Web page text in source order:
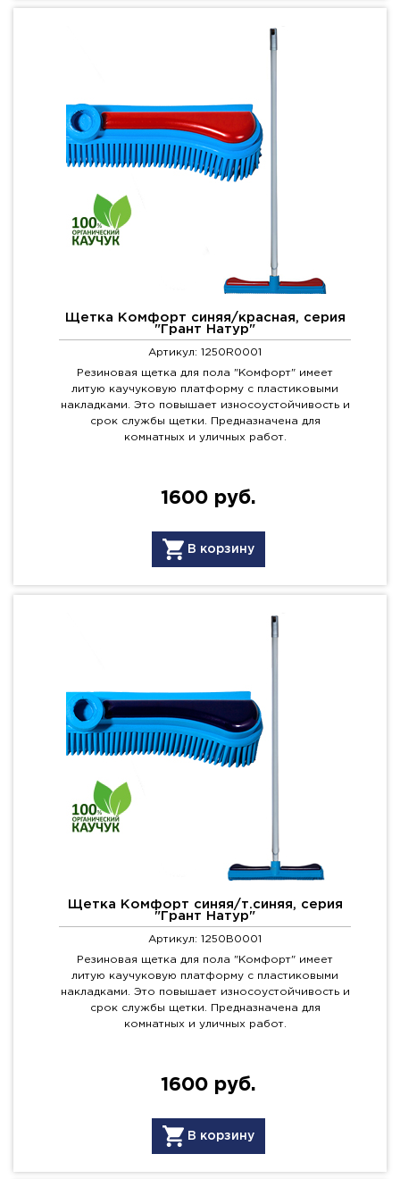
Щетка Комфорт синяя/красная, серия
"Грант Натур"
Артикул: 1250R0001
Резиновая щетка для пола "Комфорт" имеет
литую каучуковую платформу с пластиковыми
накладками. Это повышает износоустойчивость и
срок службы щетки. Предназначена для
комнатных и уличных работ.
1600 руб.
В корзину
Щетка Комфорт синяя/т.синяя, серия
"Грант Натур"
Артикул: 1250B0001
Резиновая щетка для пола "Комфорт" имеет
литую каучуковую платформу с пластиковыми
накладками. Это повышает износоустойчивость и
срок службы щетки. Предназначена для
комнатных и уличных работ.
1600 руб.
В корзину